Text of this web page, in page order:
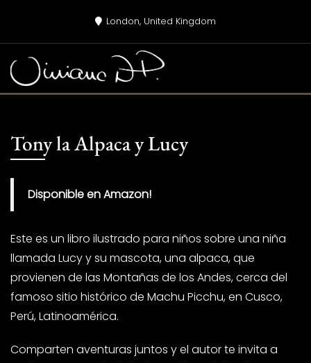
content
London, United Kingdom
Tony la Alpaca y Lucy
Disponible en Amazon!
Este es un libro ilustrado para niños sobre una niña
llamada Lucy y su mascota, una alpaca, que
provienen de las Montañas de los Andes, cerca del
famoso sitio histórico de Machu Picchu, en Cusco,
Perú, Latinoamérica.
Comparten aventuras juntos y el autor te invita a